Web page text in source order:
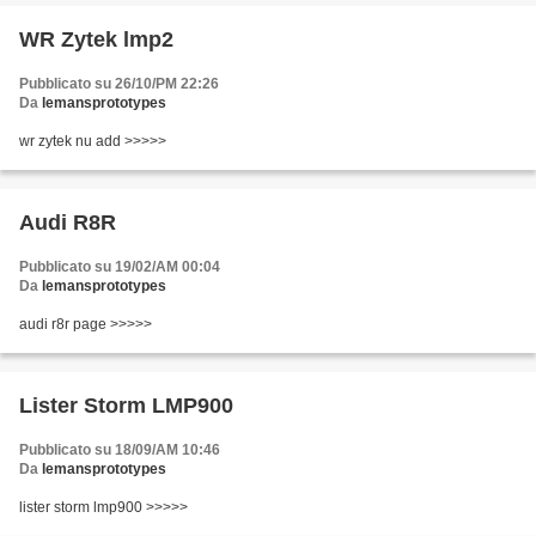
WR Zytek lmp2
Pubblicato su 26/10/PM 22:26
Da lemansprototypes
wr zytek nu add >>>>>
Audi R8R
Pubblicato su 19/02/AM 00:04
Da lemansprototypes
audi r8r page >>>>>
Lister Storm LMP900
Pubblicato su 18/09/AM 10:46
Da lemansprototypes
lister storm lmp900 >>>>>